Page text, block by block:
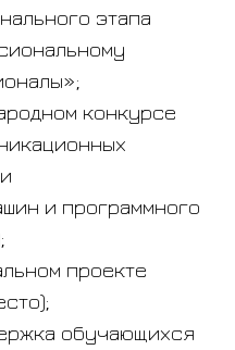
этапа
конкурсе
и программного
проекте
обучающихся